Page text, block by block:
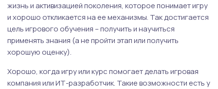
жизнь и активизацией поколения, которое понимает игру
и хорошо откликается на ее механизмы. Так достигается
цель игрового обучения – получить и научиться
применять знания (а не пройти этап или получить
хорошую оценку).
Хорошо, когда игру или курс помогает делать игровая
компания или ИТ-разработчик. Такие возможности есть у